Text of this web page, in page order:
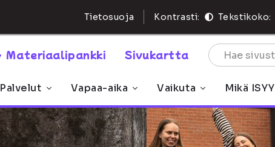
Tietosuoja Kontrasti: Tekstikoko:
Materiaalipankki Sivukartta
Palvelut Vapaa-aika Vaikuta Mikä ISYY